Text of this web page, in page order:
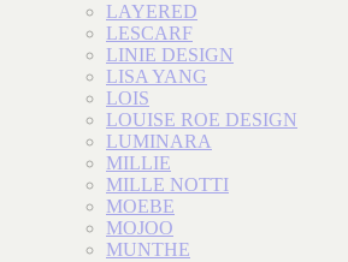
LAYERED
LESCARF
LINIE DESIGN
LISA YANG
LOIS
LOUISE ROE DESIGN
LUMINARA
MILLIE
MILLE NOTTI
MOEBE
MOJOO
MUNTHE